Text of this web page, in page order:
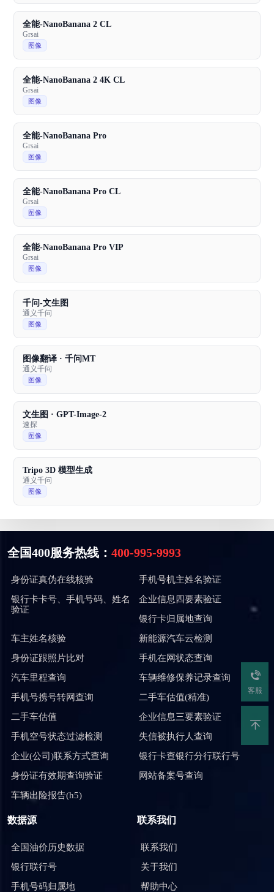
全能-NanoBanana 2 CL
Grsai
图像
全能-NanoBanana 2 4K CL
Grsai
图像
全能-NanoBanana Pro
Grsai
图像
全能-NanoBanana Pro CL
Grsai
图像
全能-NanoBanana Pro VIP
Grsai
图像
千问-文生图
通义千问
图像
图像翻译 · 千问MT
通义千问
图像
文生图 · GPT-Image-2
速探
图像
Tripo 3D 模型生成
通义千问
图像
全国400服务热线： 400-995-9993
身份证真伪在线核验
手机号机主姓名验证
银行卡卡号、手机号码、姓名
验证
企业信息四要素验证
银行卡归属地查询
车主姓名核验
新能源汽车云检测
身份证跟照片比对
手机在网状态查询
汽车里程查询
车辆维修保养记录查询
手机号携号转网查询
二手车估值(精准)
二手车估值
企业信息三要素验证
手机空号状态过滤检测
失信被执行人查询
企业(公司)联系方式查询
银行卡查银行分行联行号
身份证有效期查询验证
网站备案号查询
车辆出险报告(h5)
数据源
全国油价历史数据
银行联行号
手机号码归属地
联系我们
联系我们
关于我们
帮助中心
客服